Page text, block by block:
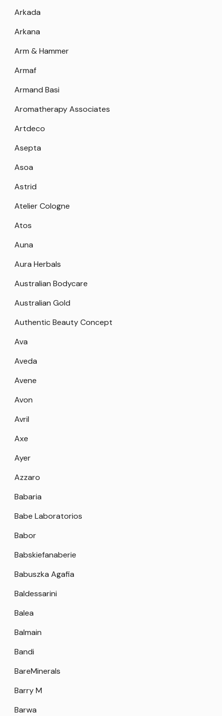
Arkada
Arkana
Arm & Hammer
Armaf
Armand Basi
Aromatherapy Associates
Artdeco
Asepta
Asoa
Astrid
Atelier Cologne
Atos
Auna
Aura Herbals
Australian Bodycare
Australian Gold
Authentic Beauty Concept
Ava
Aveda
Avene
Avon
Avril
Axe
Ayer
Azzaro
Babaria
Babe Laboratorios
Babor
Babskiefanaberie
Babuszka Agafia
Baldessarini
Balea
Balmain
Bandi
BareMinerals
Barry M
Barwa